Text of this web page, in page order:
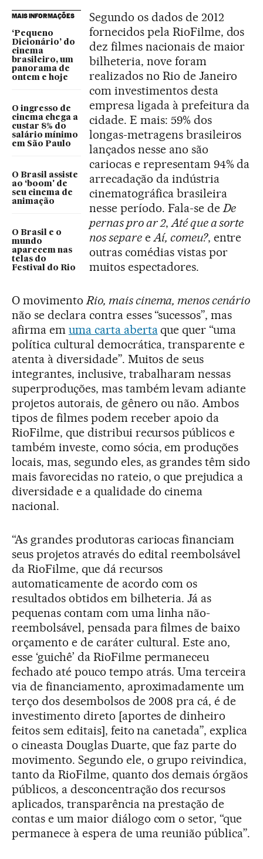
MAIS INFORMAÇÕES
‘Pequeno
Dicionário’ do
cinema
brasileiro, um
panorama de
ontem e hoje
O ingresso de
cinema chega a
custar 8% do
salário mínimo
em São Paulo
O Brasil assiste
ao ‘boom' de
seu cinema de
animação
O Brasil e o
mundo
aparecem nas
telas do
Festival do Rio
Segundo os dados de 2012
fornecidos pela RioFilme, dos
dez filmes nacionais de maior
bilheteria, nove foram
realizados no Rio de Janeiro
com investimentos desta
empresa ligada à prefeitura da
cidade. E mais: 59% dos
longas-metragens brasileiros
lançados nesse ano são
cariocas e representam 94% da
arrecadação da indústria
cinematográfica brasileira
nesse período. Fala-se deDe
pernas pro ar 2,Até que a sorte
nos separeeAí, comeu?, entre
outras comédias vistas por
muitos espectadores.
O movimentoRio, mais cinema, menos cenário
não se declara contra esses “sucessos”, mas
afirma em uma carta abertaque quer “uma
política cultural democrática, transparente e
atenta à diversidade”. Muitos de seus
integrantes, inclusive, trabalharam nessas
superproduções, mas também levam adiante
projetos autorais, de gênero ou não. Ambos
tipos de filmes podem receber apoio da
RioFilme, que distribui recursos públicos e
também investe, como sócia, em produções
locais, mas, segundo eles, as grandes têm sido
mais favorecidas no rateio, o que prejudica a
diversidade e a qualidade do cinema
nacional.
“As grandes produtoras cariocas financiam
seus projetos através do edital reembolsável
da RioFilme, que dá recursos
automaticamente de acordo com os
resultados obtidos em bilheteria. Já as
pequenas contam com uma linha não-
reembolsável, pensada para filmes de baixo
orçamento e de caráter cultural. Este ano,
esse ‘guichê’ da RioFilme permaneceu
fechado até pouco tempo atrás. Uma terceira
via de financiamento, aproximadamente um
terço dos desembolsos de 2008 pra cá, é de
investimento direto [aportes de dinheiro
feitos sem editais], feito na canetada”, explica
o cineasta Douglas Duarte, que faz parte do
movimento. Segundo ele, o grupo reivindica,
tanto da RioFilme, quanto dos demais órgãos
públicos, a desconcentração dos recursos
aplicados, transparência na prestação de
contas e um maior diálogo com o setor, “que
permanece à espera de uma reunião pública”.